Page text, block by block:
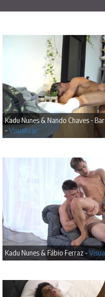
Kadu Nunes & Nando Chaves -
-Visualizar
Kadu Nunes & Fábio Ferraz -